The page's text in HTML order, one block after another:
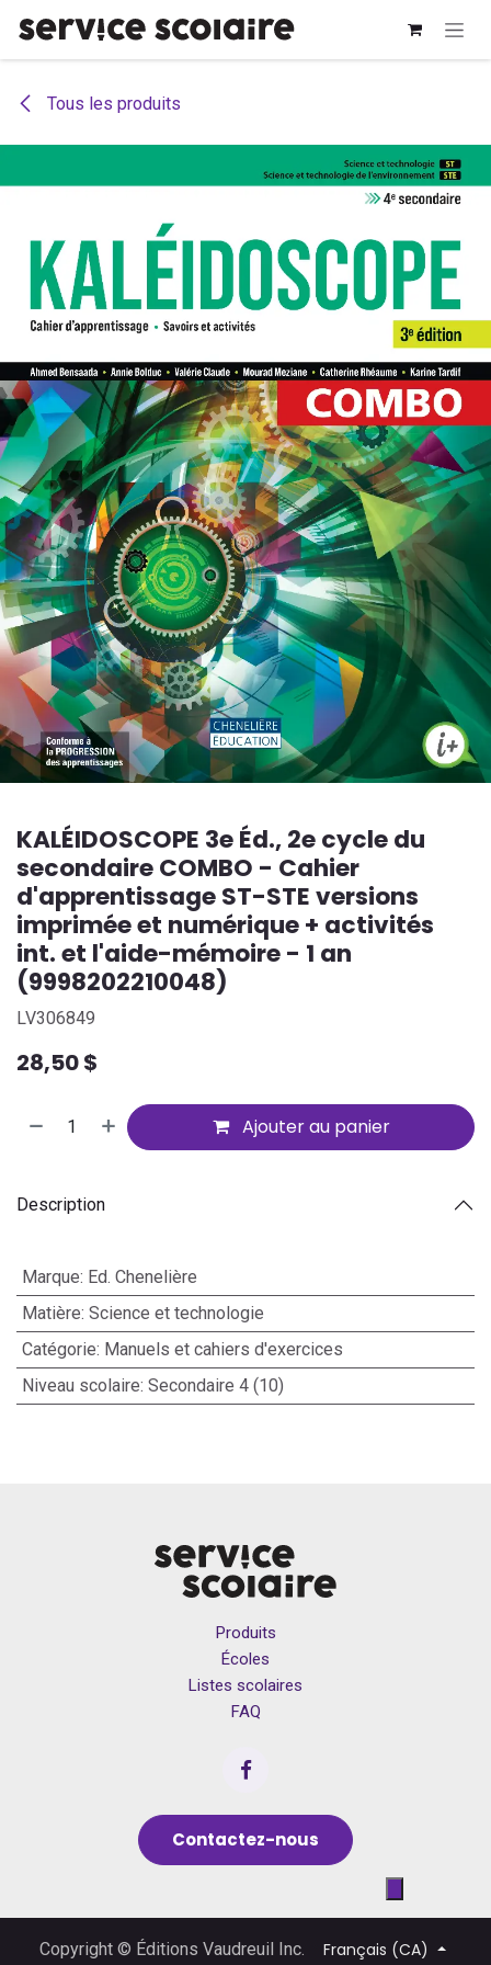
Tous les produits
KALÉIDOSCOPE 3e Éd., 2e cycle du
secondaire COMBO - Cahier
d'apprentissage ST-STE versions
imprimée et numérique + activités
int. et l'aide-mémoire - 1 an
(9998202210048)
LV306849
28,50$
Ajouter au panier
Description
Marque: Ed. Chenelière
Matière: Science et technologie
Catégorie: Manuels et cahiers d'exercices
Niveau scolaire: Secondaire 4 (10)
Produits
Écoles
Listes scolaires
FAQ
Contactez-nous
Copyright © Éditions Vaudreuil Inc. Français (CA)